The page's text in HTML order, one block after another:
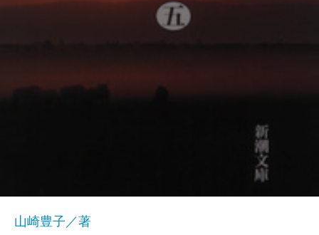
山崎豊子／著